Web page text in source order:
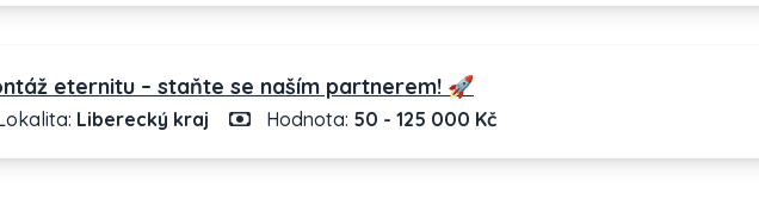
eternitu – staňte se naším partnerem! 🚀
Liberecký kraj Hodnota: 50 - 125 000 Kč